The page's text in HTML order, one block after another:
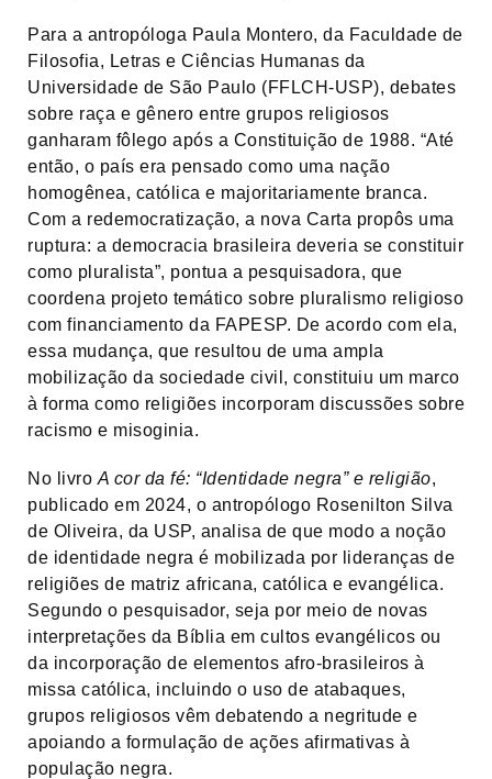
Para a antropóloga Paula Montero, da Faculdade de
Filosofia, Letras e Ciências Humanas da
Universidade de São Paulo (FFLCH-USP), debates
sobre raça e gênero entre grupos religiosos
ganharam fôlego após a Constituição de 1988. “Até
então, o país era pensado como uma nação
homogênea, católica e majoritariamente branca.
Com a redemocratização, a nova Carta propôs uma
ruptura: a democracia brasileira deveria se constituir
como pluralista”, pontua a pesquisadora, que
coordena projeto temático sobre pluralismo religioso
com financiamento da FAPESP. De acordo com ela,
essa mudança, que resultou de uma ampla
mobilização da sociedade civil, constituiu um marco
à forma como religiões incorporam discussões sobre
racismo e misoginia.
No livro A cor da fé: “Identidade negra” e religião,
publicado em 2024, o antropólogo Rosenilton Silva
de Oliveira, da USP, analisa de que modo a noção
de identidade negra é mobilizada por lideranças de
religiões de matriz africana, católica e evangélica.
Segundo o pesquisador, seja por meio de novas
interpretações da Bíblia em cultos evangélicos ou
da incorporação de elementos afro-brasileiros à
missa católica, incluindo o uso de atabaques,
grupos religiosos vêm debatendo a negritude e
apoiando a formulação de ações afirmativas à
população negra.